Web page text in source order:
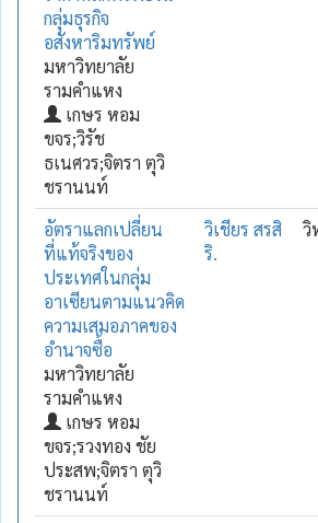
กลุ่มธุรกิจ
อสังหาริมทรัพย์
มหาวิทยาลัย
รามคำแหง
เกษร หอม
ขจร;วิรัช
ธเนศวร;จิตรา ตุวิ
ชรานนท์
อัตราแลกเปลี่ยน
ที่แท้จริงของ
ประเทศในกลุ่ม
อาเซียนตามแนวคิด
ความเสมอภาคของ
อำนาจซื้อ
มหาวิทยาลัย
รามคำแหง
เกษร หอม
ขจร;รวงทอง ชัย
ประสพ;จิตรา ตุวิ
ชรานนท์
วิเชียร สรสิ
ริ.
วิ